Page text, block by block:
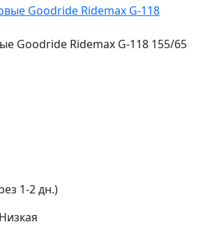
Goodride Ridemax G-118 155/65
1-2 дн.)
Низкая